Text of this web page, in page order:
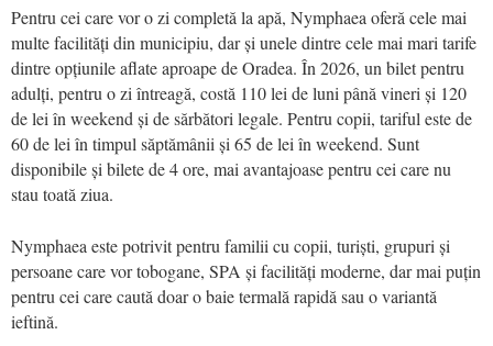
Pentru cei care vor o zi completă la apă, Nymphaea oferă cele mai
multe facilități din municipiu, dar și unele dintre cele mai mari tarife
dintre opțiunile aflate aproape de Oradea. În 2026, un bilet pentru
adulți, pentru o zi întreagă, costă 110 lei de luni până vineri și 120
de lei în weekend și de sărbători legale. Pentru copii, tariful este de
60 de lei în timpul săptămânii și 65 de lei în weekend. Sunt
disponibile și bilete de 4 ore, mai avantajoase pentru cei care nu
stau toată ziua.
Nymphaea este potrivit pentru familii cu copii, turiști, grupuri și
persoane care vor tobogane, SPA și facilități moderne, dar mai puțin
pentru cei care caută doar o baie termală rapidă sau o variantă
ieftină.